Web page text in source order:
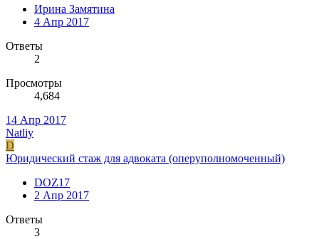
Ирина Замятина
4 Апр 2017
Ответы
2
Просмотры
4,684
14 Апр 2017
Natliy
D
Юридический стаж для адвоката (оперуполномоченный)
DOZ17
2 Апр 2017
Ответы
3